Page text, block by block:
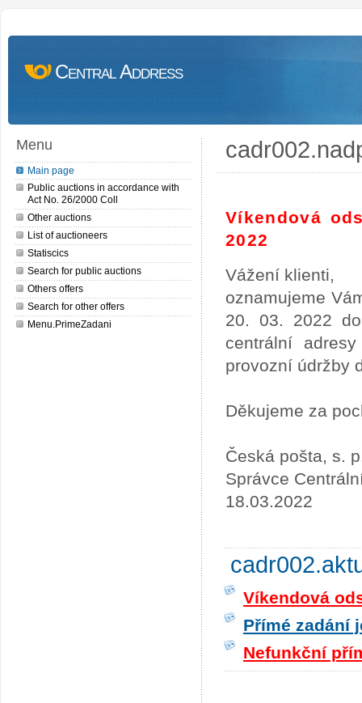
Central Address
Menu
Main page
Public auctions in accordance with
Act No. 26/2000 Coll
Other auctions
List of auctioneers
Statiscics
Search for public auctions
Others offers
Search for other offers
Menu.PrimeZadani
Víkendová
2022
Vážení klienti,
oznamujeme
20. 03. 2022
centrální
provozní údržby
Děkujeme za
Česká pošta, s.
Správce
18.03.2022
Víkendová
Přímé zadání
Nefunkční